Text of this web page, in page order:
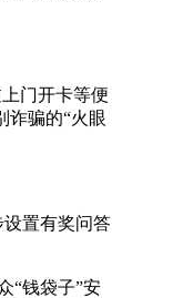
门开卡等便
诈骗的“火眼
置有奖问答
“钱袋子”安